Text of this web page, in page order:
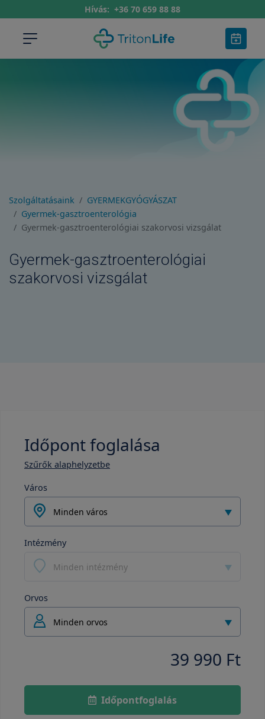
Hívás: +36 70 659 88 88
Szolgáltatásaink
GYERMEKGYÓGYÁSZAT
Gyermek-gasztroenterológia
Gyermek-gasztroenterológiai szakorvosi vizsgálat
Gyermek-gasztroenterológiai
szakorvosi vizsgálat
Időpont foglalása
Szűrők alaphelyzetbe
Város
Minden város
Intézmény
Minden intézmény
Orvos
Minden orvos
39 990 Ft
Időpontfoglalás